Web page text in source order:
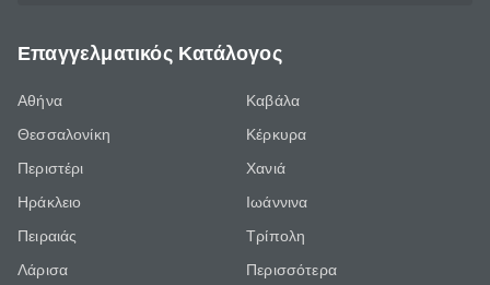
Επαγγελματικός Κατάλογος
Αθήνα
Θεσσαλονίκη
Περιστέρι
Ηράκλειο
Πειραιάς
Λάρισα
Καβάλα
Κέρκυρα
Χανιά
Ιωάννινα
Τρίπολη
Περισσότερα